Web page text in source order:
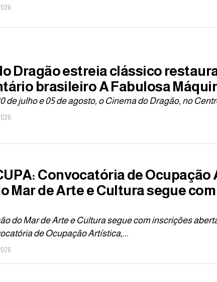
Dragão estreia clássico
brasileiro A Fabulosa
de julho e 05 de agosto, o Cinema do Dragão, no
Convocatória de
Mar de Arte e Cultura segue
do Mar de Arte e Cultura segue com inscrições
de Ocupação Artística,...